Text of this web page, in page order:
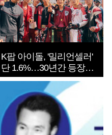
K팝 아이돌, '밀리언셀러'
단 1.6%…30년간 등장
1182개팀 전수조사